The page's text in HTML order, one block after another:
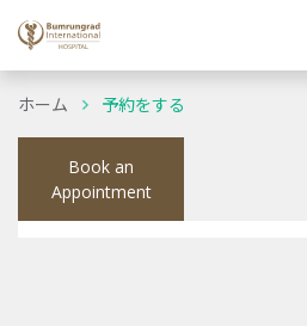
ホーム 予約をする
Book an
Appointment